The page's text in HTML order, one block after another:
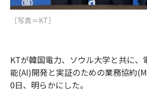
［写真＝KT］
KTが韓国電力、ソウル大学と共に、
能(AI)開発と実証のための業務協約
0日、明らかにした。